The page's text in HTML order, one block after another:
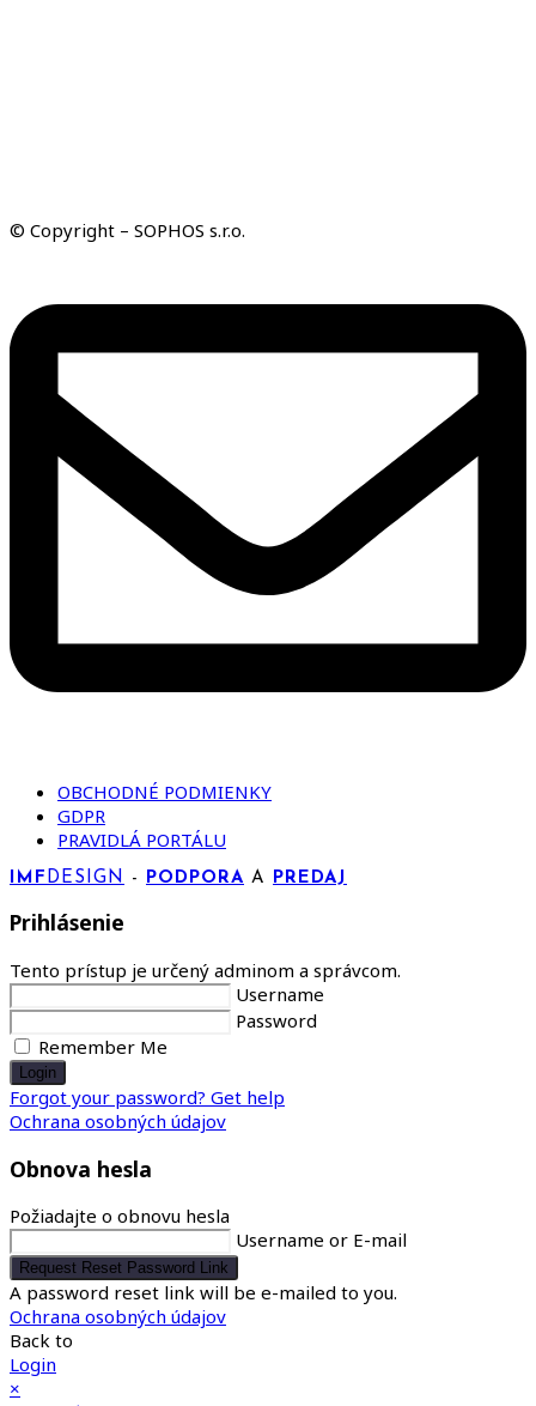
© Copyright – SOPHOS s.r.o.
OBCHODNÉ PODMIENKY
GDPR
PRAVIDLÁ PORTÁLU
IMF DESIGN - PODPORA A PREDAJ
Prihlásenie
Tento prístup je určený adminom a správcom.
Username
Password
Remember Me
Login
Forgot your password? Get help
Ochrana osobných údajov
Obnova hesla
Požiadajte o obnovu hesla
Username or E-mail
Request Reset Password Link
A password reset link will be e-mailed to you.
Ochrana osobných údajov
Back to
Login
×